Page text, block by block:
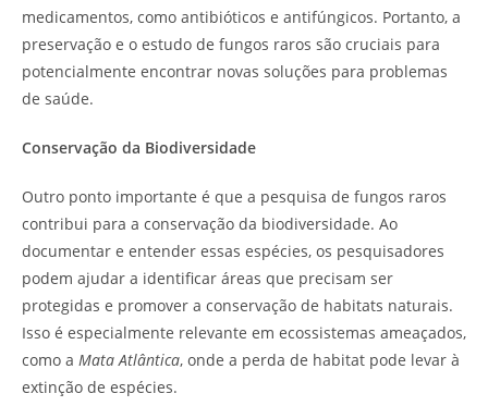
medicamentos, como antibióticos e antifúngicos. Portanto, a
preservação e o estudo de fungos raros são cruciais para
potencialmente encontrar novas soluções para problemas
de saúde.
Conservação da Biodiversidade
Outro ponto importante é que a pesquisa de fungos raros
contribui para a conservação da biodiversidade. Ao
documentar e entender essas espécies, os pesquisadores
podem ajudar a identificar áreas que precisam ser
protegidas e promover a conservação de habitats naturais.
Isso é especialmente relevante em ecossistemas ameaçados,
como a Mata Atlântica, onde a perda de habitat pode levar à
extinção de espécies.